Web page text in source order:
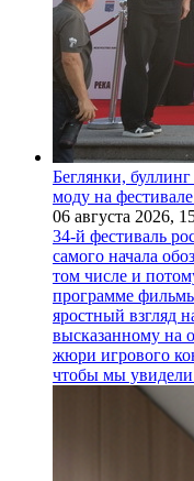
Беглянки,
моду на
06 августа 2026,
34-й фестиваль
самого начала
том числе и
программе
яростный взгляд
высказанному на
жюри игрового
чтобы мы увидели